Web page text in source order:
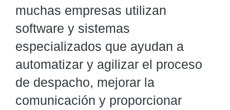
muchas empresas utilizan
software y sistemas
especializados que ayudan a
automatizar y agilizar el proceso
de despacho, mejorar la
comunicación y proporcionar